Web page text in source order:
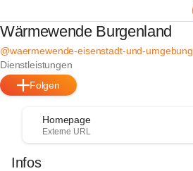
Wärmewende Burgenland
@waermewende-eisenstadt-und-umgebung
Dienstleistungen
Folgen
Homepage
Externe URL
Infos